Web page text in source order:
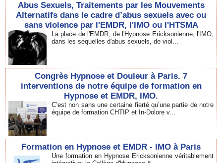
Abus Sexuels, Traitements par les Mouvements
Alternatifs dans le cadre d’abus sexuels avec ou
sans violence par l'EMDR, l'IMO ou l'HTSMA
La place de l'EMDR, de l'Hypnose Ericksonienne, l'IMO,
dans les séquelles d'abus sexuels, de viol...
Congrès Hypnose et Douleur à Paris. 7
interventions de notre équipe de formation en
Hypnose et EMDR, IMO.
C’est non sans une certaine fierté qu’une partie de notre
équipe de formation CHTIP et In-Dolore v...
Formation en Hypnose et EMDR - IMO à Paris
Une formation en Hypnose Ericksonienne véritablement